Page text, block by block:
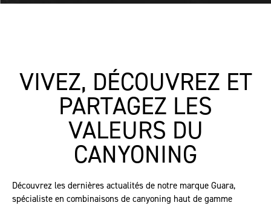
VIVEZ, DÉCOUVREZ ET
PARTAGEZ LES
VALEURS DU
CANYONING
Découvrez les dernières actualités de notre marque Guara,
spécialiste en combinaisons de canyoning haut de gamme